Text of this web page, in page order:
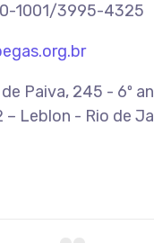
1001/3995-4325
Paiva, 245 - 6º
Leblon - Rio de